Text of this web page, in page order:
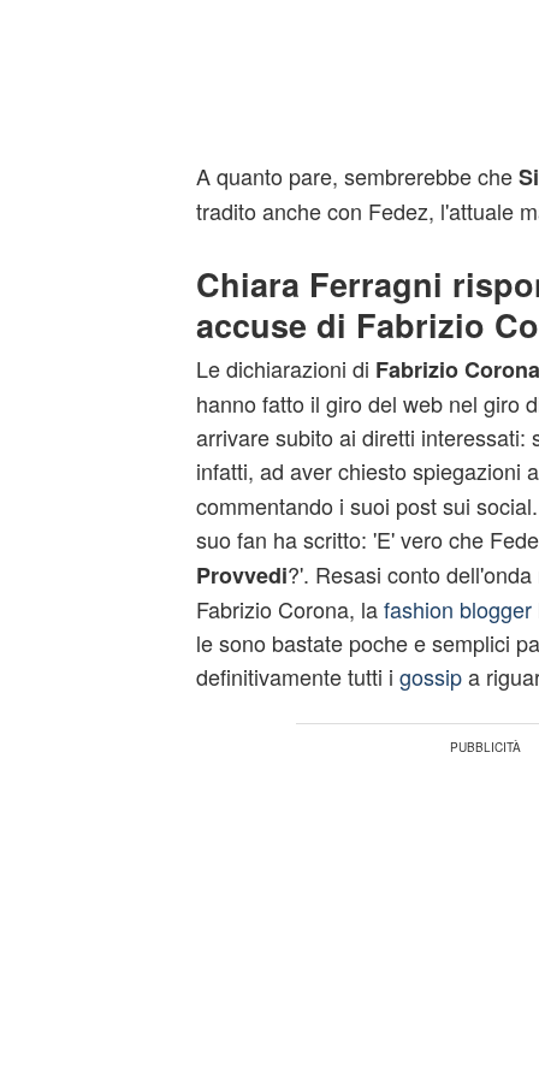
A quanto pare, sembrerebbe che
tradito anche con Fedez, l'attuale
Chiara Ferragni
accuse di Fabrizio
Le dichiarazioni di Fabrizio Corona
hanno fatto il giro del web nel giro
arrivare subito ai diretti interessati:
infatti, ad aver chiesto spiegazioni a
commentando i suoi post sui
suo fan ha scritto: 'E' vero che
Provvedi?'. Resasi conto
Fabrizio Corona, lafashion blogger
le sono bastate poche e semplici
definitivamente tutti i gossipa